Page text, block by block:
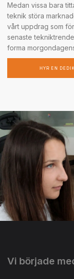
Medan vissa bara
teknik störa
vårt uppdrag som
senaste
forma
HYR EN
Vi började